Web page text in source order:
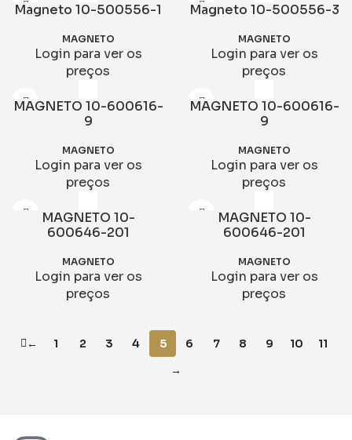
Magneto 10-500556-1
MAGNETO
Login para ver os
preços
Magneto 10-500556-3
MAGNETO
Login para ver os
preços
MAGNETO 10-600616-
9
MAGNETO
Login para ver os
preços
MAGNETO 10-600616-
9
MAGNETO
Login para ver os
preços
MAGNETO 10-
600646-201
MAGNETO
Login para ver os
preços
MAGNETO 10-
600646-201
MAGNETO
Login para ver os
preços
← 1 2 3 4 5 6 7 8 9 10
11
→